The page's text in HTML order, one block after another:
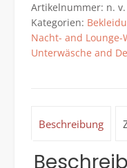
Plunge
BH
schwarz/rot
Menge
Artikelnummer: n. v.
Kategorien:
Nacht- and Lounge-
Unterwäsche and
Beschreibung